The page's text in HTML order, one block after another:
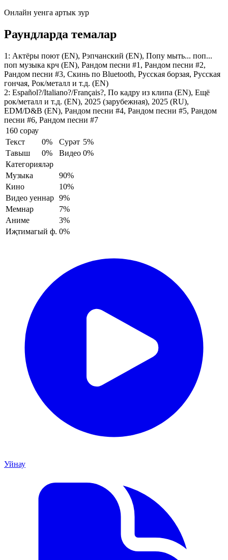
Онлайн уенга артык зур
Раундларда темалар
1: Актёры поют (EN), Рэпчанский (EN), Попу мыть... поп...
поп музыка крч (EN), Рандом песни #1, Рандом песни #2,
Рандом песни #3, Скинь по Bluetooth, Русская борзая, Русская
гончая, Рок/металл и т.д. (EN)
2: Español?/Italiano?/Français?, По кадру из клипа (EN), Ещё
рок/металл и т.д. (EN), 2025 (зарубежная), 2025 (RU),
EDM/D&B (EN), Рандом песни #4, Рандом песни #5, Рандом
песни #6, Рандом песни #7
160 сорау
Текст
0% Сурәт 5%
Тавыш
0% Видео 0%
Категорияләр
Музыка
90%
Кино
10%
Видео уеннар 9%
Мемнар
7%
Аниме
3%
Иҗтимагый ф. 0%
Уйнау